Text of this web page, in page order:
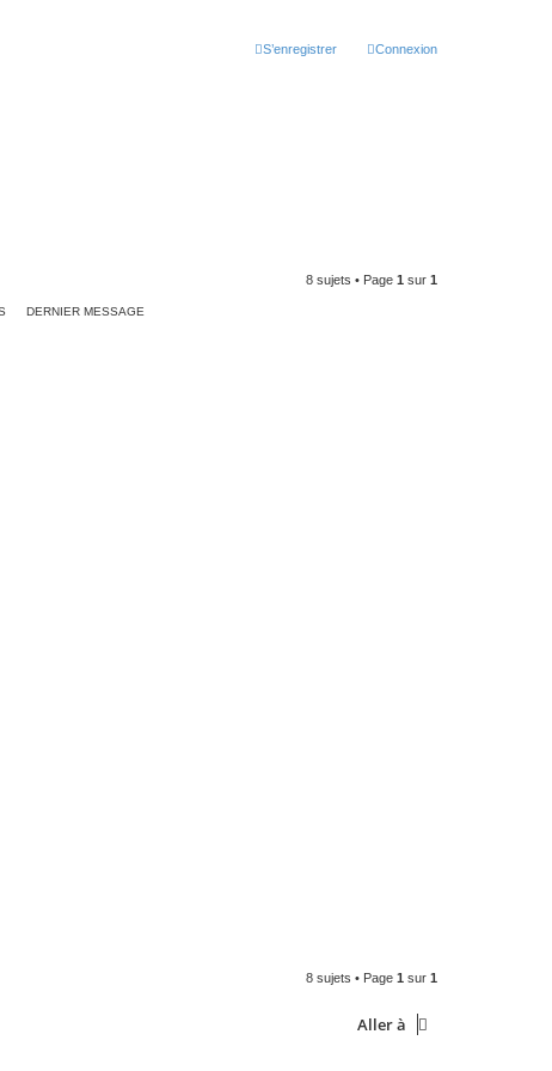
Connexion
S’enregistrer
8 sujets • Page 1 sur 1
DERNIER MESSAGE
8 sujets • Page 1 sur 1
Aller à